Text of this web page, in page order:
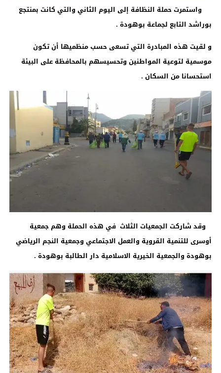
واستمرت حملة النظافة إلى اليوم الثاني والتي كانت بمنتجع
بوراشد التابع لجماعة بوهودة .
و لقيت هذه المبادرة التي تسعى حسب منظميها أن تكون
موسمية لتوعية المواطنين وتحسيسهم بالمحافظة على البيئة
استحسانا من السكان .
وقد شاركت الجمعيات الثلاث في هذه الحملة وهم جمعية
أوسرى للتنمية القروية والعمل الاجتماعي وجمعية النجم الرياضي
بوهودة والجمعية الخيرية الاسلامية دار الطالبة بوهودة.